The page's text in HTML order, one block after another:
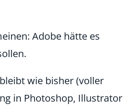
Adobe hätte es
wie bisher (voller
in Photoshop, Illustrator